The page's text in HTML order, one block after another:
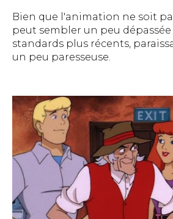
Bien que l'animation ne soit
peut sembler un peu
standards plus récents,
un peu paresseuse.